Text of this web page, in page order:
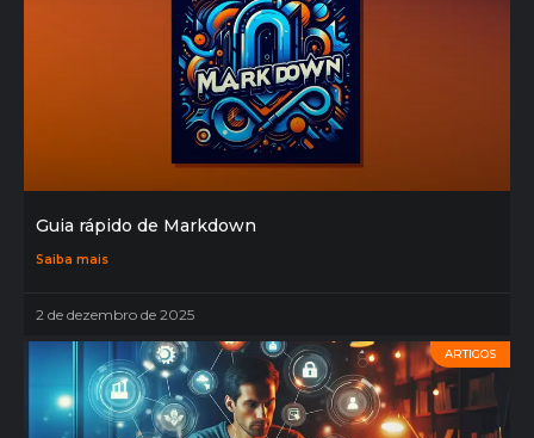
Guia rápido de Markdown
Saiba mais
2 de dezembro de 2025
ARTIGOS